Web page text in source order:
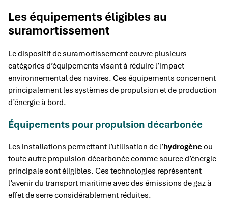
Les équipements éligibles au
suramortissement
Le dispositif de suramortissement couvre plusieurs
catégories d’équipements visant à réduire l’impact
environnemental des navires. Ces équipements concernent
principalement les systèmes de propulsion et de production
d’énergie à bord.
Équipements pour propulsion décarbonée
Les installations permettant l’utilisation de l’hydrogèneou
toute autre propulsion décarbonée comme source d’énergie
principale sont éligibles. Ces technologies représentent
l’avenir du transport maritime avec des émissions de gaz à
effet de serre considérablement réduites.